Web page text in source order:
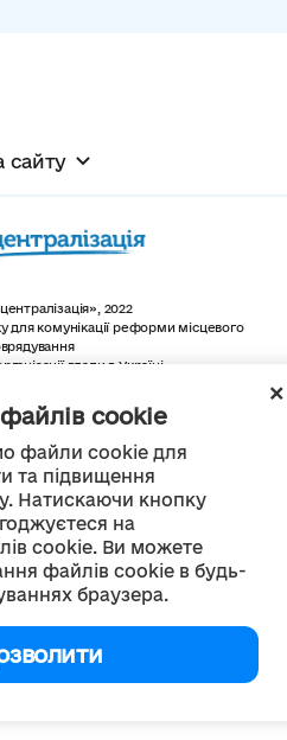
cookie
файли cookie для
та підвищення
Натискаючи кнопку
на
cookie. Ви можете
файлів cookie в будь-
браузера.
сайту
2022
для комунікації реформи місцевого
влади в Україні.
за ліцензією
4.0 International license,
інше